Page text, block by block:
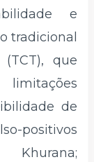
e
tradicional
que
de
positivos
Khurana;